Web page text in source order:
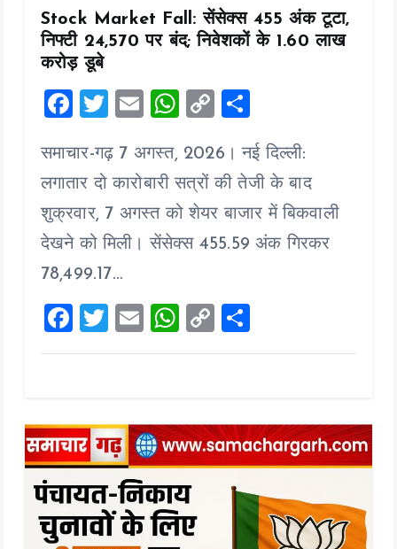
Stock Market Fall: सेंसेक्स 455 अंक टूटा,
निफ्टी 24,570 पर बंद; निवेशकों के ₹1.60 लाख
करोड़ डूबे
F
ce
b
o
o
k
T
tt
er
E
ai
l
W
at
s
A
p
C
p
y
Li
n
a
re
समाचार-गढ़ 7 अगस्त, 2026। नई दिल्ली:
लगातार दो कारोबारी सत्रों की तेजी के बाद
शुक्रवार, 7 अगस्त को शेयर बाजार में बिकवाली
देखने को मिली। सेंसेक्स 455.59 अंक गिरकर
78,499.17…
F
a
o
o
k
T
wi
E
m
W
h
A
p
p
C
o
Li
n
h